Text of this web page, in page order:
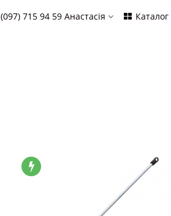
(097) 715 94 59 Анастасія Каталог